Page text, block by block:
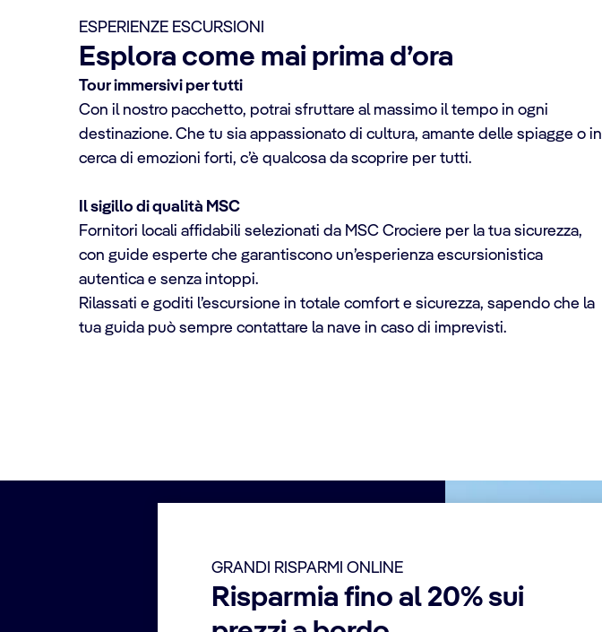
ESPERIENZE ESCURSIONI
Esplora come mai prima d’ora
Tour immersivi per tutti
Con il nostro pacchetto, potrai sfruttare al massimo il tempo in ogni
destinazione. Che tu sia appassionato di cultura, amante delle spiagge o in
cerca di emozioni forti, c’è qualcosa da scoprire per tutti.
Il sigillo di qualità MSC
Fornitori locali affidabili selezionati da MSC Crociere per la tua sicurezza,
con guide esperte che garantiscono un’esperienza escursionistica
autentica e senza intoppi.
Rilassati e goditi l’escursione in totale comfort e sicurezza, sapendo che la
tua guida può sempre contattare la nave in caso di imprevisti.
GRANDI RISPARMI ONLINE
Risparmia fino al 20% sui